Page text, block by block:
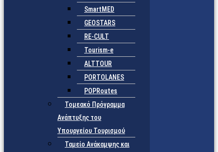
SmartMED
GEOSTARS
RE-CULT
Tourism-e
ALTTOUR
PORTOLANES
POPRoutes
Τομεακό Πρόγραμμα
Ανάπτυξης του
Υπουργείου Τουρισμού
Ταμείο Ανάκαμψης και